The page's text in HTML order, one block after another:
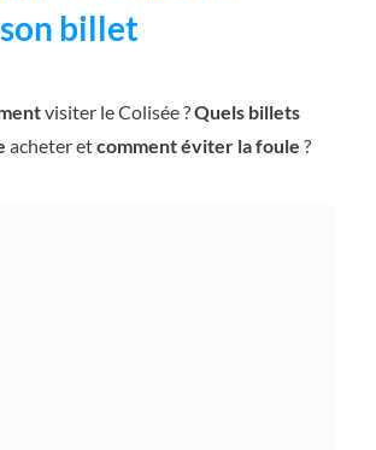
billet
visiter le Colisée ?Quels billets
acheter etcomment éviter la foule ?